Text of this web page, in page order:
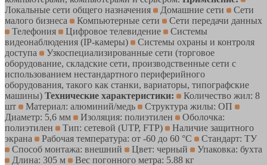
Локальные сети общего назначения
Домашние сети
Сети
малого бизнеса
Компьютерные сети
Сети передачи данных
Телефония
Цифровое телевидение
Системы
видеонаблюдения (IP-камеры)
Системы охраны и контроля
доступа
Узкоспециализированные сети (торговое
оборудование, складские сети, производственные сети с
использованием нестандартного периферийного
оборудования, такого как станки, вариаторы, типографские
машины) Технические характеристики:
Количество жил: 8
шт
Материал: алюминий/медь
Структура жилы: ОП
Диаметр: 5,6 мм
Изоляция: полиэтилен
Оболочка:
полиэтилен
Тип: сетевой (UTP, FTP)
Наличие защитного
экрана
Рабочая температура: от -60 до 60 °С
Стандарт: ТУ
Способ монтажа: внешний
Цвет: черный
Упаковка: бухта
Длина: 305 м
Вес погонного метра: 5.88 кг